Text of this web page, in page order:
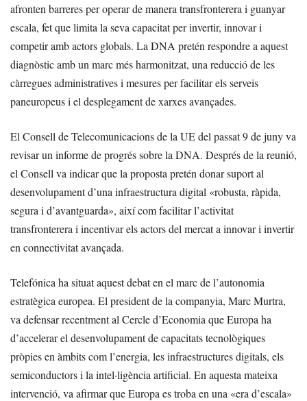
afronten barreres per operar de manera transfronterera i guanyar
escala, fet que limita la seva capacitat per invertir, innovar i
competir amb actors globals. La DNA pretén respondre a aquest
diagnòstic amb un marc més harmonitzat, una reducció de les
càrregues administratives i mesures per facilitar els serveis
paneuropeus i el desplegament de xarxes avançades.
El Consell de Telecomunicacions de la UE del passat 9 de juny va
revisar un informe de progrés sobre la DNA. Després de la reunió,
el Consell va indicar que la proposta pretén donar suport al
desenvolupament d’una infraestructura digital «robusta, ràpida,
segura i d’avantguarda», així com facilitar l’activitat
transfronterera i incentivar els actors del mercat a innovar i invertir
en connectivitat avançada.
Telefónica ha situat aquest debat en el marc de l’autonomia
estratègica europea. El president de la companyia, Marc Murtra,
va defensar recentment al Cercle d’Economia que Europa ha
d’accelerar el desenvolupament de capacitats tecnològiques
pròpies en àmbits com l’energia, les infraestructures digitals, els
semiconductors i la intel·ligència artificial. En aquesta mateixa
intervenció, va afirmar que Europa es troba en una «era d’escala»